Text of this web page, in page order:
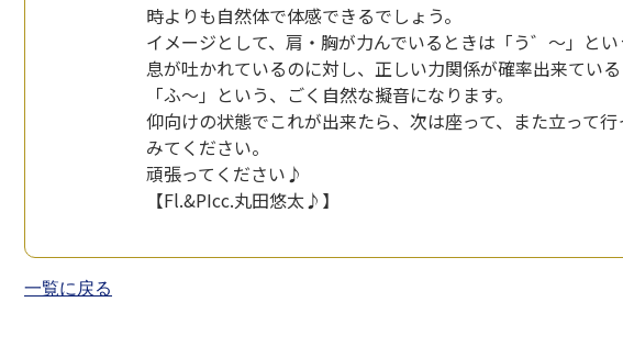
時よりも自然体で体感できるでしょう。
イメージとして、肩・胸が力んでいるときは「う゛～」と
息が吐かれているのに対し、正しい力関係が確率出来てい
「ふ～」という、ごく自然な擬音になります。
仰向けの状態でこれが出来たら、次は座って、また立って行
みてください。
頑張ってください♪
【Fl.&PIcc.丸田悠太♪】
一覧に戻る